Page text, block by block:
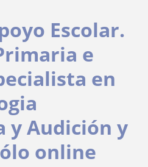
Escolar.
e
en
y Audición y
online